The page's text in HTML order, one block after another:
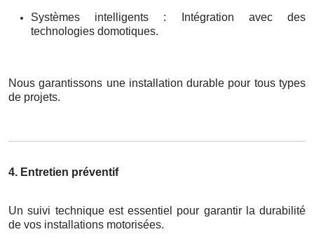
Systèmes intelligents : Intégration avec des
technologies domotiques.
Nous garantissons une installation durable pour tous types
de projets.
4. Entretien préventif
Un suivi technique est essentiel pour garantir la durabilité
de vos installations motorisées.